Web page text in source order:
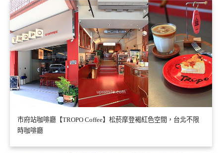
市府站咖啡廳【TROPO Coffee】松菸摩登褐紅色空間，台北不限
時咖啡廳